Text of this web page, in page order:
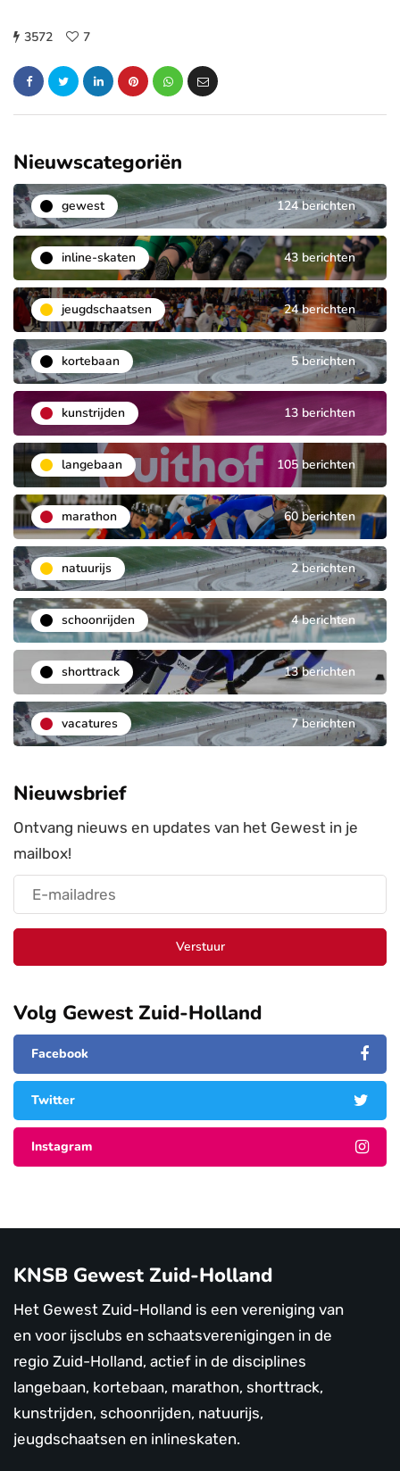
3572 7
Nieuwscategoriën
gewest 124 berichten
inline-skaten 43 berichten
jeugdschaatsen 24 berichten
kortebaan 5 berichten
kunstrijden 13 berichten
langebaan 105 berichten
marathon 60 berichten
natuurijs 2 berichten
schoonrijden 4 berichten
shorttrack 13 berichten
vacatures 7 berichten
Nieuwsbrief
Ontvang nieuws en updates van het Gewest in je
mailbox!
Verstuur
Volg Gewest Zuid-Holland
Facebook
Twitter
Instagram
KNSB Gewest Zuid-Holland
Het Gewest Zuid-Holland is een vereniging van
en voor ijsclubs en schaatsverenigingen in de
regio Zuid-Holland, actief in de disciplines
langebaan, kortebaan, marathon, shorttrack,
kunstrijden, schoonrijden, natuurijs,
jeugdschaatsen en inlineskaten.